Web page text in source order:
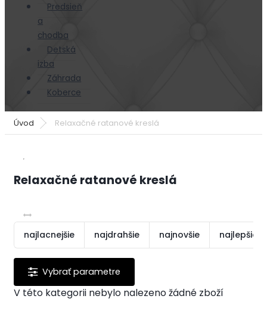
Predsieň
a
chodba
Detská
izba
Záhrada
Koberce
Úvod Relaxačné ratanové kreslá
Relaxačné ratanové kreslá
najlacnejšie najdrahšie najnovšie najlepšie
V této kategorii nebylo nalezeno žádné zboží